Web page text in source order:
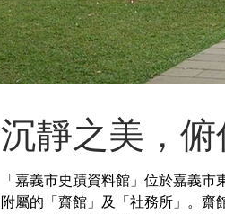
沉靜之美，
「嘉義市史蹟資料館」位於嘉義
附屬的「齋館」及「社務所」。齋